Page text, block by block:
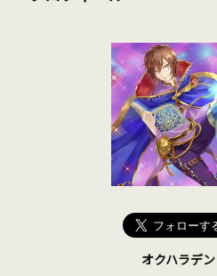
オクハラデン